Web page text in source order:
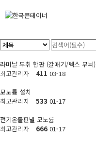
라미날 무취 합판 (갈매기/텍스 무늬)
최고관리자
411 03-18
모노륨 설치
최고관리자
533 01-17
전기온돌판넬 모노륨
최고관리자
666 01-17